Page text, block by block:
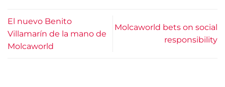
El nuevo Benito
Villamarín de la mano de
Molcaworld
Molcaworld bets on social
responsibility